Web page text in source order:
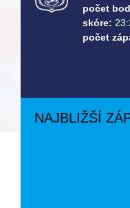
počet
skóre:
počet
NAJBLIŽŠÍ